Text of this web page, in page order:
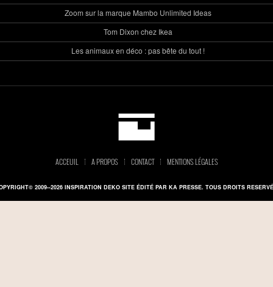
Zoom sur la marque Mambo Unlimited Ideas
Tom Dixon chez Ikea
Les animaux en déco : pas bête du tout !
ACCEUIL A PROPOS CONTACT MENTIONS LÉGALES
2009--2026 INSPIRATION DEKO SITE ÉDITÉ PAR KA PRESSE. TOUS DROITS